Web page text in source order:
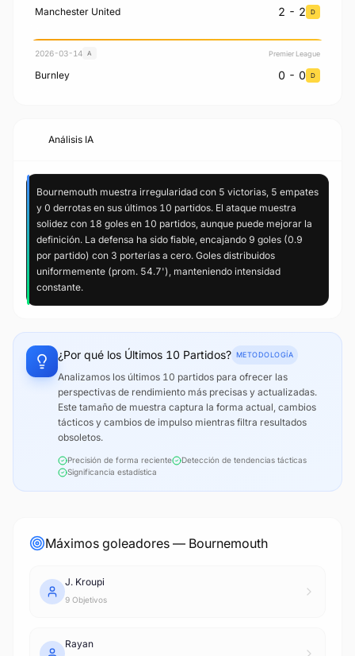
Manchester United 2 - 2 D
2026-03-14 A Premier League
Burnley 0 - 0 D
Análisis IA
Bournemouth muestra irregularidad con 5 victorias, 5 empates
y 0 derrotas en sus últimos 10 partidos. El ataque muestra
solidez con 18 goles en 10 partidos, aunque puede mejorar la
definición. La defensa ha sido fiable, encajando 9 goles (0.9
por partido) con 3 porterías a cero. Goles distribuidos
uniformemente (prom. 54.7'), manteniendo intensidad
constante.
¿Por qué los Últimos 10 Partidos? METODOLOGÍA
Analizamos los últimos 10 partidos para ofrecer las
perspectivas de rendimiento más precisas y actualizadas.
Este tamaño de muestra captura la forma actual, cambios
tácticos y cambios de impulso mientras filtra resultados
obsoletos.
Precisión de forma reciente
Detección de tendencias tácticas
Significancia estadística
Máximos goleadores — Bournemouth
J. Kroupi
9 Objetivos
Rayan